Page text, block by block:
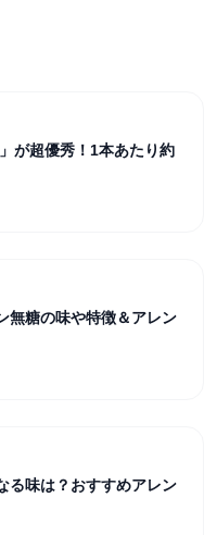
が超優秀！1本あたり約
無糖の味や特徴＆アレン
る味は？おすすめアレン